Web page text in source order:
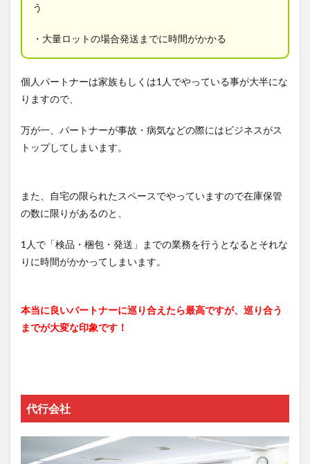
う
・大量ロットの場合発送までに時間がかかる
個人パートナーは家族もしくは1人でやっている事が大半にな
りますので、
万が一、パートナーが事故・病気などの際にはビジネスがス
トップしてしまいます。
また、自宅の限られたスペースでやっていますので在庫保管
の数に限りがあるのと、
1人で「検品・梱包・発送」までの業務を行うとなるとそれな
りに時間がかかってしまいます。
本当に良いパートナーに巡り合えたら最高ですが、巡り合う
までが大変な印象です！
代行会社